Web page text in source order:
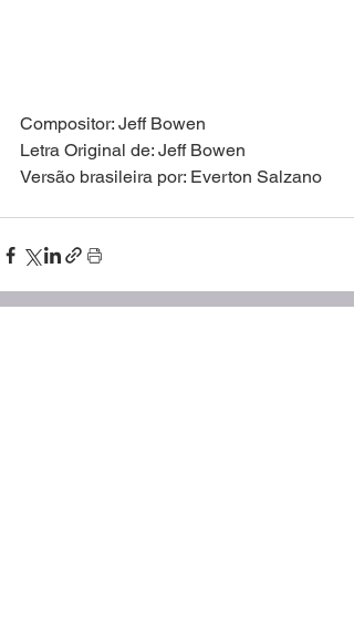
Compositor: Jeff Bowen
Letra Original de: Jeff Bowen
Versão brasileira por: Everton Salzano